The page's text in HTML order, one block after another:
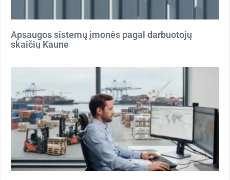
Apsaugos sistemų įmonės pagal darbuotojų
skaičių Kaune